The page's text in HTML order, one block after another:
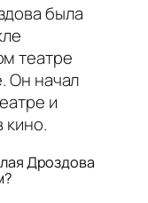
была
театре
Он начал
и
кино.
Дроздова